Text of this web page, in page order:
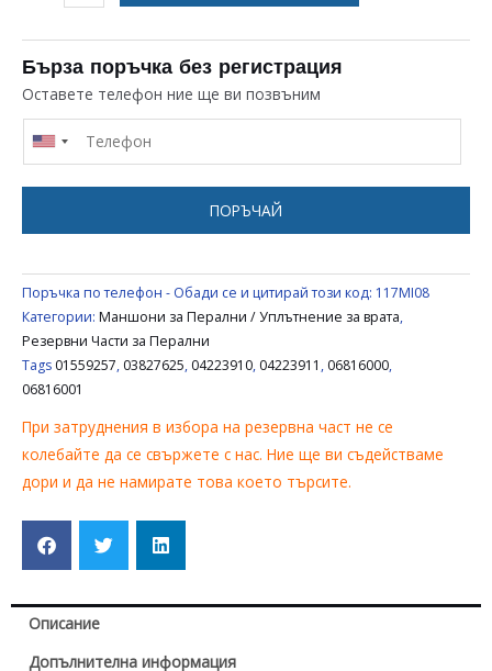
МАНШОН
ЗА
ПЕРАЛНЯ
MIELE
3827625,4223910
Бърза поръчка без регистрация
Оставете телефон ние ще ви позвъним
ПОРЪЧАЙ
Поръчка по телефон - Обади се и цитирай този код: 117MI08
Категории: Маншони за Перални / Уплътнение за врата,
Резервни Части за Перални
Tags 01559257, 03827625, 04223910, 04223911 , 06816000,
06816001
При затруднения в избора на резервна част не се
колебайте да се свържете с нас. Ние ще ви съдействаме
дори и да не намирате това което търсите.
Описание
Допълнителна информация